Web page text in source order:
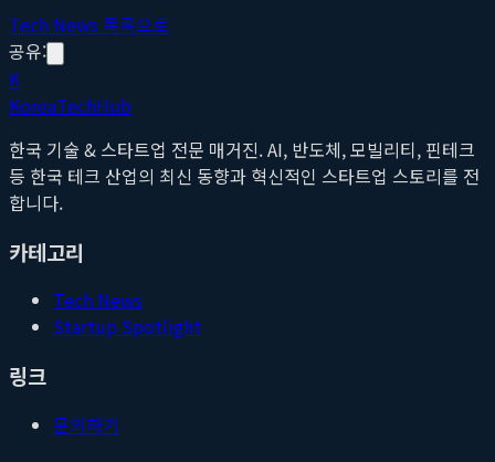
Tech News 목록으로
공유:
K
KoreaTechHub
한국 기술 & 스타트업 전문 매거진. AI, 반도체, 모빌리티, 핀테크
등 한국 테크 산업의 최신 동향과 혁신적인 스타트업 스토리를 전
합니다.
카테고리
Tech News
Startup Spotlight
링크
문의하기